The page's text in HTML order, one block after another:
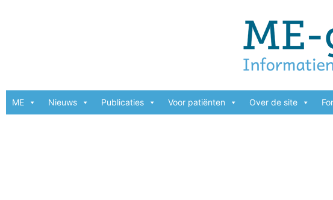
ME Nieuws Publicaties Voor patiënten Over de site